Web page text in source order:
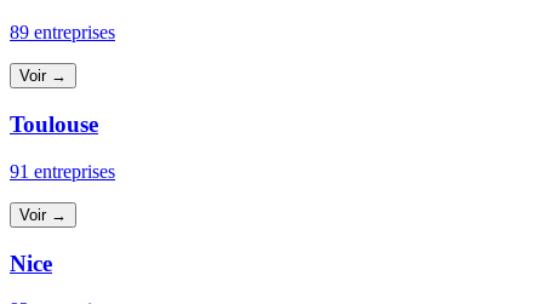
89 entreprises
Voir →
Toulouse
91 entreprises
Voir →
Nice